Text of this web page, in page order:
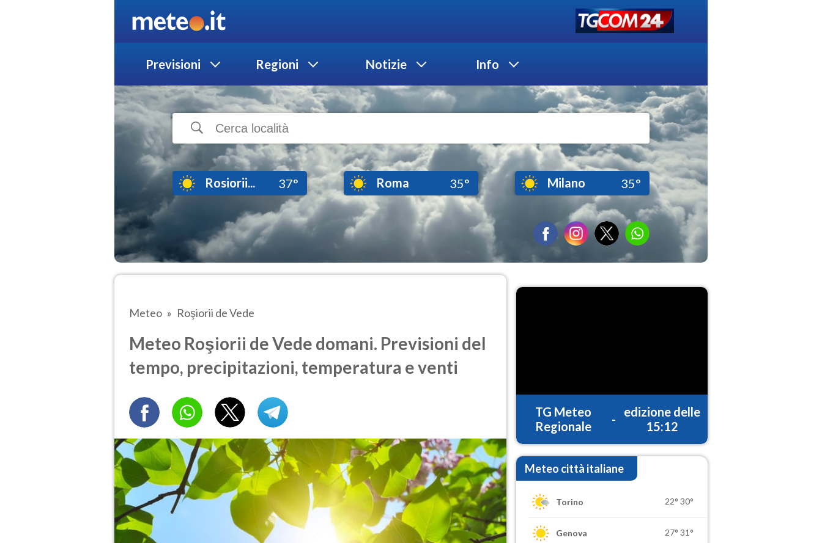
Previsioni Regioni Notizie Info
Rosiorii... 37° Roma 35° Milano 35°
Meteo Roşiorii de Vede
Meteo Roşiorii de Vede domani. Previsioni del
tempo, precipitazioni, temperatura e venti
TG Meteo
Regionale
-
edizione delle
15:12
Meteo città italiane
Torino 22° 30°
Genova 27° 31°